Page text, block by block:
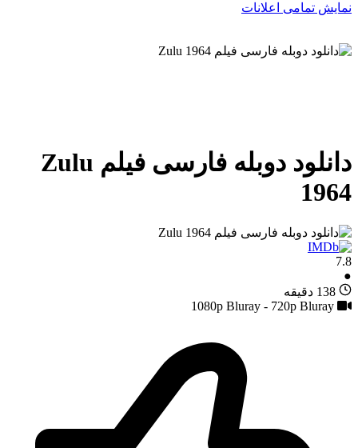
نمایش تمامی اعلانات
دانلود دوبله فارسی فیلم Zulu
1964
7.8
●
138 دقیقه